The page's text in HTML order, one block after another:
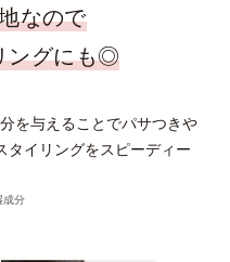
なので
ングにも◎
を与えることでパサつきや
タイリングをスピーディー
成分